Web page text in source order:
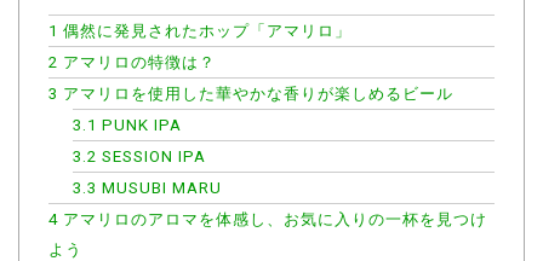
1 偶然に発見されたホップ「アマリロ」
2 アマリロの特徴は？
3 アマリロを使用した華やかな香りが楽しめるビール
3.1 PUNK IPA
3.2 SESSION IPA
3.3 MUSUBI MARU
4 アマリロのアロマを体感し、お気に入りの一杯を見つけ
よう